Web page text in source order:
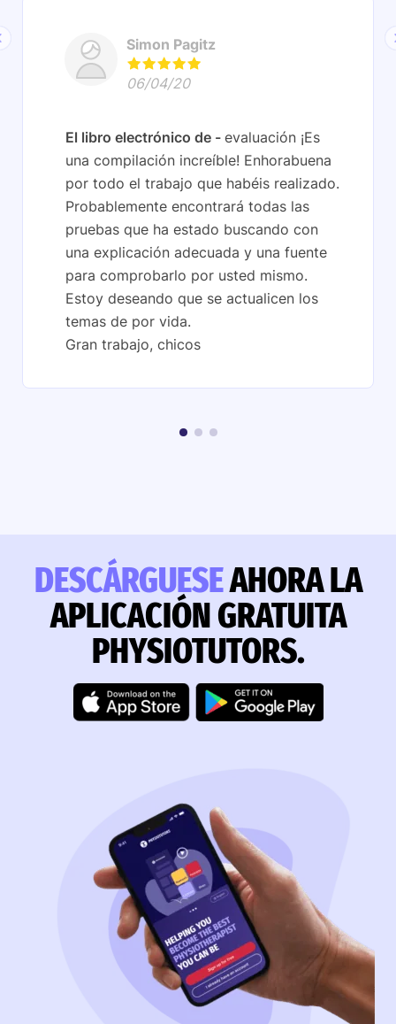
Simon Pagitz
06/04/20
El libro electrónico de
evaluación ¡Es
una compilación increíble! Enhorabuena
por todo el trabajo que habéis realizado.
Probablemente encontrará todas las
pruebas que ha estado buscando con
una explicación adecuada y una fuente
para comprobarlo por usted mismo.
Estoy deseando que se actualicen los
temas de por vida.
Gran trabajo, chicos
DESCÁRGUESEAHORA LA
APLICACIÓN GRATUITA
PHYSIOTUTORS.